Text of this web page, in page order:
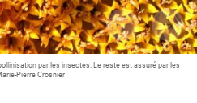
par les insectes. Le reste est assuré par les
Pierre Crosnier